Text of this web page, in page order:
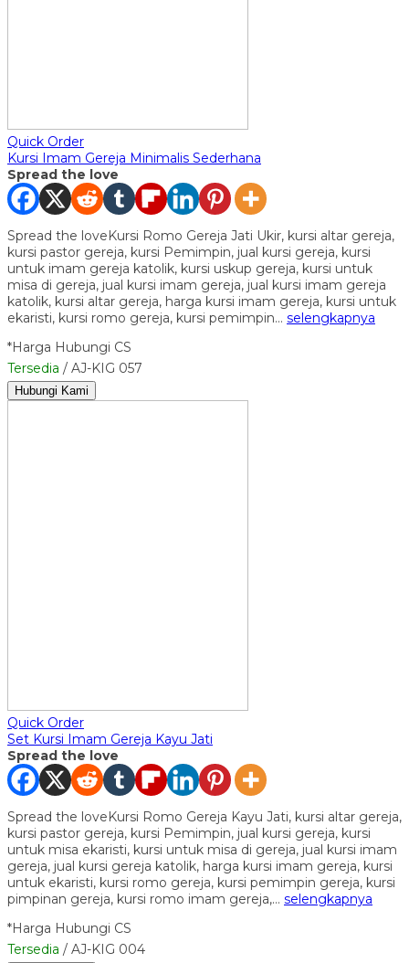
Quick Order
Kursi Imam Gereja Minimalis Sederhana
Spread the love
Spread the loveKursi Romo Gereja Jati Ukir, kursi altar gereja,
kursi pastor gereja, kursi Pemimpin, jual kursi gereja, kursi
untuk imam gereja katolik, kursi uskup gereja, kursi untuk
misa di gereja, jual kursi imam gereja, jual kursi imam gereja
katolik, kursi altar gereja, harga kursi imam gereja, kursi untuk
ekaristi, kursi romo gereja, kursi pemimpin… selengkapnya
*Harga Hubungi CS
Tersedia / AJ-KIG 057
Hubungi Kami
Quick Order
Set Kursi Imam Gereja Kayu Jati
Spread the love
Spread the loveKursi Romo Gereja Kayu Jati, kursi altar gereja,
kursi pastor gereja, kursi Pemimpin, jual kursi gereja, kursi
untuk misa ekaristi, kursi untuk misa di gereja, jual kursi imam
gereja, jual kursi gereja katolik, harga kursi imam gereja, kursi
untuk ekaristi, kursi romo gereja, kursi pemimpin gereja, kursi
pimpinan gereja, kursi romo imam gereja,… selengkapnya
*Harga Hubungi CS
Tersedia / AJ-KIG 004